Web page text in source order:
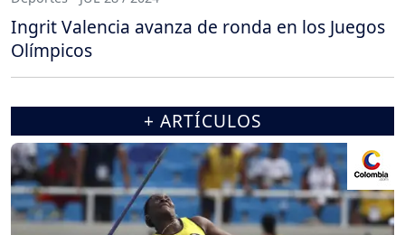
Ingrit Valencia avanza de ronda en los Juegos
Olímpicos
+ ARTÍCULOS